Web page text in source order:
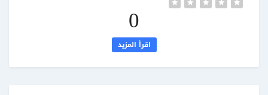
0
اقرأ المزيد